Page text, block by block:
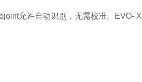
允许自动识别，无需校准。EVO-